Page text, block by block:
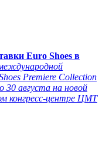
Euro Shoes в
Premiere Collection
30 августа на новой
конгресс-центре ЦМТ